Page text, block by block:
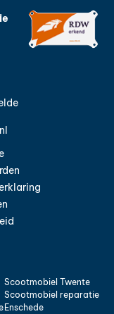
Scootmobiel Twente
Scootmobiel reparatie
Enschede